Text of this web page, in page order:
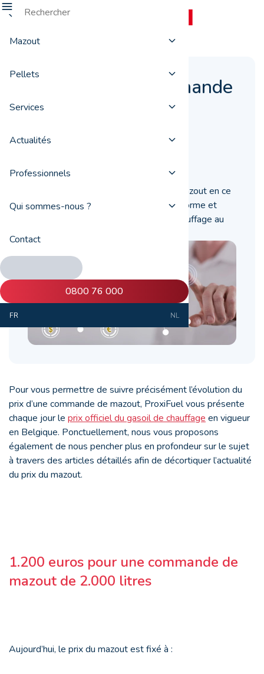
Mazout
Pellets
Services
Actualités
Professionnels
Qui sommes-nous ?
Contact
0800 76 000
FR NL
Le prix d’une commande
de mazout en ce
moment
Quel est le prix d’une commande de mazout en ce
mois de mai 2021 ? ProxiFuel vous informe et
vous aide à acheter votre gasoil de chauffage au
meilleur prix.
Pour vous permettre de suivre précisément l’évolution du
prix d’une commande de mazout, ProxiFuel vous présente
chaque jour le prix officiel du gasoil de chauffage en vigueur
en Belgique. Ponctuellement, nous vous proposons
également de nous pencher plus en profondeur sur le sujet
à travers des articles détaillés afin de décortiquer l’actualité
du prix du mazout.
1.200 euros pour une commande de
mazout de 2.000 litres
Aujourd’hui, le prix du mazout est fixé à :